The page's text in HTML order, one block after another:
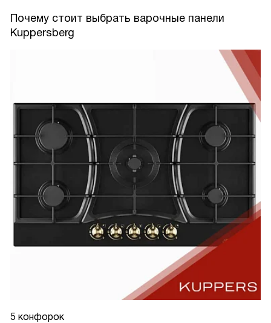
Почему стоит выбрать варочные панели
Kuppersberg
5 конфорок